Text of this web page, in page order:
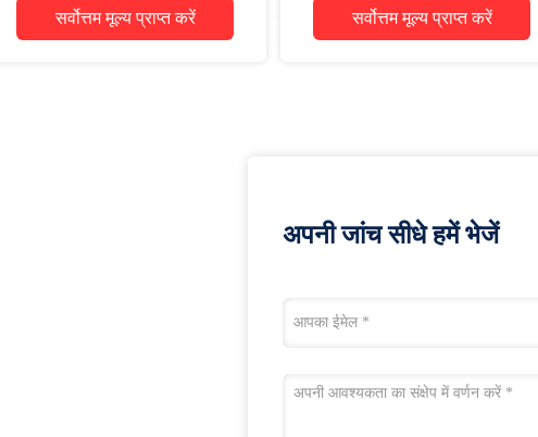
सर्वोत्तम मूल्य प्राप्त करें
सर्वोत्तम मूल्य प्राप्त करें
अपनी जांच सीधे हमें भेजें